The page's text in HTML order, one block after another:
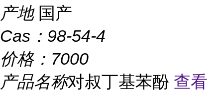
产地 国产
Cas： 98-54-4
价格： 7000
产品名称对叔丁基苯酚 查看